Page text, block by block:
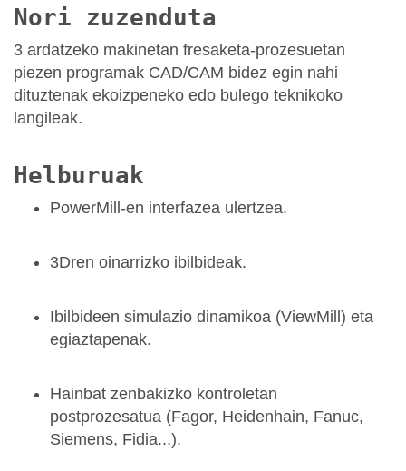
Nori zuzenduta
3 ardatzeko makinetan fresaketa-prozesuetan
piezen programak CAD/CAM bidez egin nahi
dituztenak ekoizpeneko edo bulego teknikoko
langileak.
Helburuak
PowerMill-en interfazea ulertzea.
3Dren oinarrizko ibilbideak.
Ibilbideen simulazio dinamikoa (ViewMill) eta
egiaztapenak.
Hainbat zenbakizko kontroletan
postprozesatua (Fagor, Heidenhain, Fanuc,
Siemens, Fidia...).